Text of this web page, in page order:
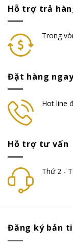
Hỗ trợ trả
Trong
Đặt hàng
Hot line
Hỗ trợ tư vấn
Thứ 2 -
Đăng ký bản